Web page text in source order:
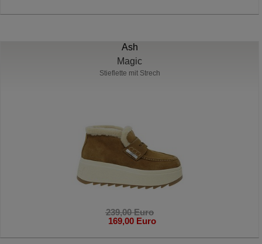
Ash
Magic
Stieflette mit Strech
239,00 Euro
169,00 Euro